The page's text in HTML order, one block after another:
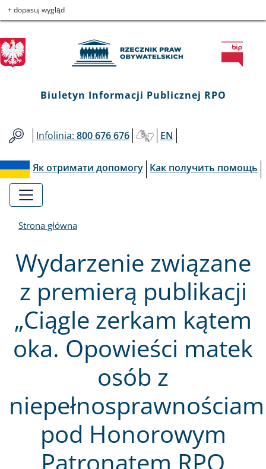
Przejdź
do
menu
głównego
Przejdź
do
treści
Przejdź
to
informacji
o
kontakcie
Przejdź
do
mapy
serwisu
Biuletyn
Informacji
Publicznej
RPO
+ dopasuj wygląd
Biuletyn Informacji Publicznej RPO
Infolinia: 800 676 676 EN
Як отримати допомогу Как получить помощь
Strona główna
Wydarzenie związane
z premierą publikacji
„Ciągle zerkam kątem
oka. Opowieści matek
osób z
pod Honorowym
Patronatem RPO